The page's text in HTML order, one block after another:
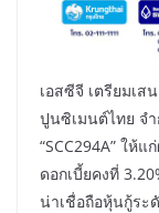
เอสซีจี เตรียมเ
ปูนซิเมนต์ไทย จ
“SCC294A” ให้
ดอกเบี้ยคงที่
น่าเชื่อถือหุ้นกู้ระ